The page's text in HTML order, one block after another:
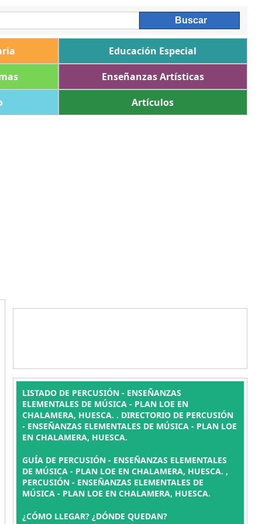
Educación Especial
Enseñanzas Artísticas
Artículos
LISTADO DE PERCUSIÓN - ENSEÑANZAS
ELEMENTALES DE MÚSICA - PLAN LOE EN
CHALAMERA, HUESCA. . DIRECTORIO DE PERCUSIÓN
- ENSEÑANZAS ELEMENTALES DE MÚSICA - PLAN LOE
EN CHALAMERA, HUESCA.
GUÍA DE PERCUSIÓN - ENSEÑANZAS ELEMENTALES
DE MÚSICA - PLAN LOE EN CHALAMERA, HUESCA. ,
PERCUSIÓN - ENSEÑANZAS ELEMENTALES DE
MÚSICA - PLAN LOE EN CHALAMERA, HUESCA.
¿CÓMO LLEGAR? ¿DÓNDE QUEDAN?